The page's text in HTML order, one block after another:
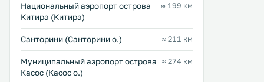
Национальный аэропорт острова
Китира (Китира)
≈ 199 км
Санторини (Санторини о.) ≈ 211 км
Муниципальный аэропорт острова
Касос (Касос о.)
≈ 274 км